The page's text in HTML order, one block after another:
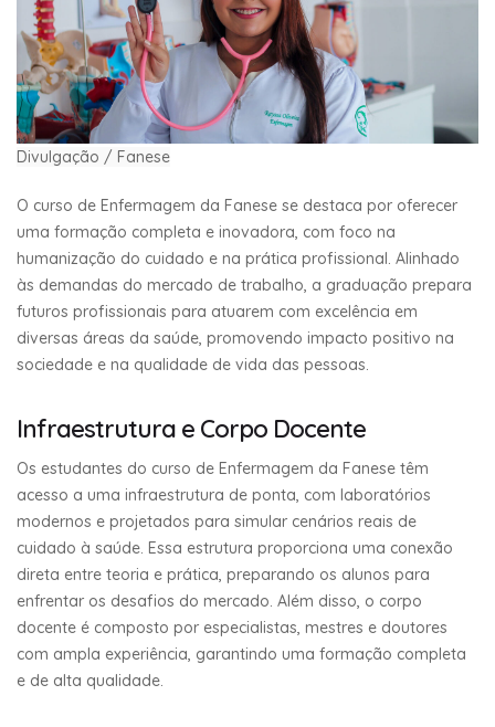
Divulgação / Fanese
O curso de Enfermagem da Fanese se destaca por oferecer
uma formação completa e inovadora, com foco na
humanização do cuidado e na prática profissional. Alinhado
às demandas do mercado de trabalho, a graduação prepara
futuros profissionais para atuarem com excelência em
diversas áreas da saúde, promovendo impacto positivo na
sociedade e na qualidade de vida das pessoas.
Infraestrutura e Corpo Docente
Os estudantes do curso de Enfermagem da Fanese têm
acesso a uma infraestrutura de ponta, com laboratórios
modernos e projetados para simular cenários reais de
cuidado à saúde. Essa estrutura proporciona uma conexão
direta entre teoria e prática, preparando os alunos para
enfrentar os desafios do mercado. Além disso, o corpo
docente é composto por especialistas, mestres e doutores
com ampla experiência, garantindo uma formação completa
e de alta qualidade.